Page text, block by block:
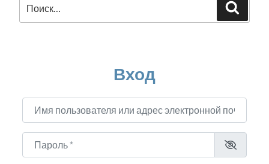
Вход
Имя пользователя или адрес электронной почты
Пароль